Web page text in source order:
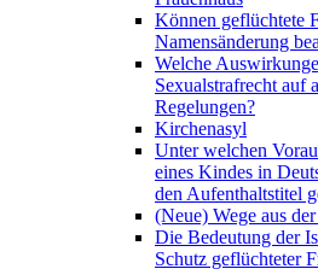
Können geflüchtete
Namensänderung
Welche
Sexualstrafrecht auf
Regelungen?
Kirchenasyl
Unter welchen
eines Kindes in
den Aufenthaltstitel
(Neue) Wege aus
Die Bedeutung der
Schutz geflüchteter